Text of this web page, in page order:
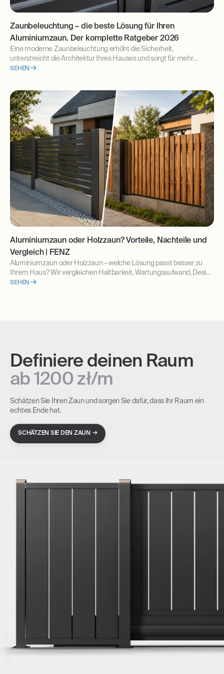
Zaunbeleuchtung – die beste Lösung für Ihren
Aluminiumzaun. Der komplette Ratgeber 2026
Eine moderne Zaunbeleuchtung erhöht die Sicherheit,
unterstreicht die Architektur Ihres Hauses und sorgt für mehr
Komfort im Alltag. Erfahren Sie, welche LED-Zaunbeleuchtung sich
SEHEN
Aluminiumzaun oder Holzzaun? Vorteile, Nachteile und
Vergleich | FENZ
Aluminiumzaun oder Holzzaun – welche Lösung passt besser zu
Ihrem Haus? Wir vergleichen Haltbarkeit, Wartungsaufwand, Design
und langfristige Kosten. Erfahren Sie, welche Zaunlösung sich für
SEHEN
Definiere deinen Raum
ab 1200 zł/m
Schätzen Sie Ihren Zaun und sorgen Sie dafür, dass Ihr Raum ein
echtes Ende hat.
SCHÄTZEN SIE DEN ZAUN →